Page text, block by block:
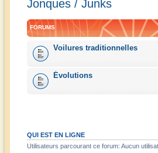
Jonques / Junks
FORUMS
Voilures traditionnelles
Évolutions
QUI EST EN LIGNE
Utilisateurs parcourant ce forum: Aucun